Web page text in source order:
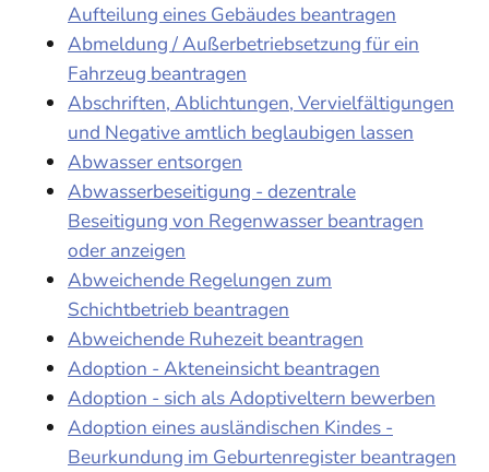
Aufteilung eines Gebäudes beantragen
Abmeldung / Außerbetriebsetzung für ein
Fahrzeug beantragen
Abschriften, Ablichtungen, Vervielfältigungen
und Negative amtlich beglaubigen lassen
Abwasser entsorgen
Abwasserbeseitigung - dezentrale
Beseitigung von Regenwasser beantragen
oder anzeigen
Abweichende Regelungen zum
Schichtbetrieb beantragen
Abweichende Ruhezeit beantragen
Adoption - Akteneinsicht beantragen
Adoption - sich als Adoptiveltern bewerben
Adoption eines ausländischen Kindes -
Beurkundung im Geburtenregister beantragen